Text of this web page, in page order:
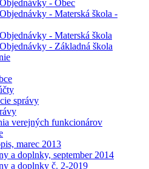
- Obec
- Materská škola -
- Materská škola
- Základná škola
správy
verejných funkcionárov
marec 2013
a doplnky, september 2014
a doplnky č. 2-2019